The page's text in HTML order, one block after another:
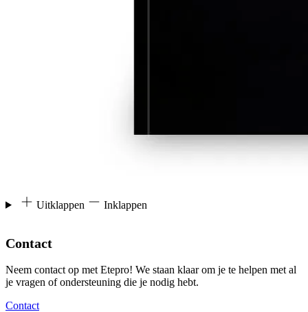
Uitklappen Inklappen
Contact
Neem contact op met Etepro! We staan klaar om je te helpen met al
je vragen of ondersteuning die je nodig hebt.
Contact